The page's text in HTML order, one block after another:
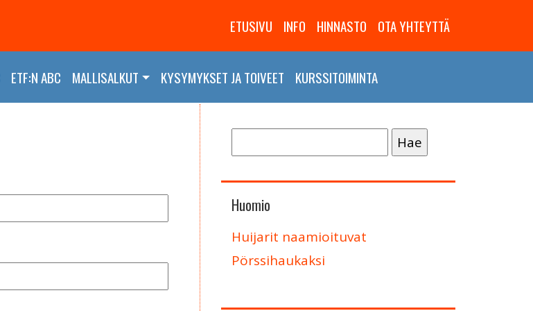
ETUSIVU INFO HINNASTO OTA YHTEYTTÄ
ETF:N ABC MALLISALKUT KYSYMYKSET JA TOIVEET KURSSITOIMINTA
Huomio
Huijarit naamioituvat
Pörssihaukaksi